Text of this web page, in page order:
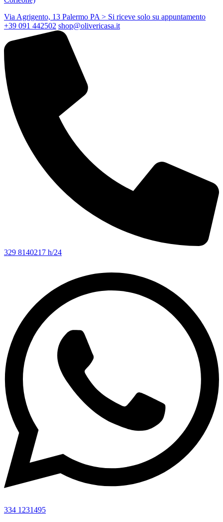
Via Agrigento, 13 Palermo PA> Si riceve solo su appuntamento
+39 091 442502 shop@olivericasa.it
329 8140217 h/24
334 1231495